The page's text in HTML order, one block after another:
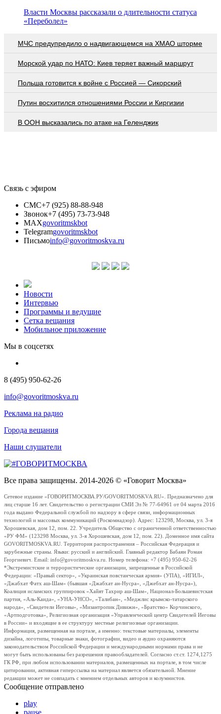
Власти Москвы рассказали о длительности статуса
«Переболел»
МЧС предупредило о надвигающемся на ХМАО шторме
Морской удар по НАТО: Киев теряет важный маршрут
Польша готовится к войне с Россией — Сикорский
Путин восхитился отношениями России и Киргизии
В ООН высказались по атаке на Геленджик
Связь с эфиром
СМС+7 (925) 88-88-948
Звонок+7 (495) 73-73-948
MAXgovoritmskbot
Telegramgovoritmskbot
Письмоinfo@govoritmoskva.ru
Новости
Интервью
Программы и ведущие
Сетка вещания
Мобильное приложение
Мы в соцсетях
8 (495) 950-62-26
info@govoritmoskva.ru
Реклама на радио
Города вещания
Наши слушатели
Все права защищены. 2014-2026 © «Говорит Москва»
Сетевое издание «ГОВОРИТМОСКВА.РУ/GOVORITMOSKVA.RU». Предназначено для
лиц старше 16 лет. Свидетельство о регистрации СМИ Эл № 77-64961 от 04 марта 2016
года выдано Федеральной службой по надзору в сфере связи, информационных
технологий и массовых коммуникаций (Роскомнадзор). Адрес: 123298, Москва, ул. 3-я
Хорошевская, дом 12, пом. 22. Учредитель Общество с ограниченной ответственностью
«РУ ФМ» (123298 Москва, ул. 3-я Хорошевская, дом 12, пом. 22). Доменное имя сайта
GOVORITMOSKVA.RU. Территория распространения – Российская Федерация и
зарубежные страны. Языки: русский и английский. Главный редактор Бабаян Роман
Георгиевич. Email: info@govoritmoskva.ru. Номер телефона: +7 (495) 950-62-26
*Экстремистские и террористические организации, запрещенные в Российской
Федерации: «Правый сектор», «Украинская повстанческая армия» (УПА), «ИГИЛ»,
«Джабхат Фатх аш-Шам» (бывшая «Джабхат ан-Нусра», «Джебхат ан-Нусра»),
Коалиция исламских группировок «Хайят Тахрир аш-Шам», Национал-Большевистская
партия, «Аль-Каида», «УНА-УНСО», «Талибан», «Меджлис крымско-татарского
народа», «Свидетели Иеговы», «Мизантропик Дивижн», «Братство» Корчинского,
«Артподготовка», Религиозная организация «Управленческий центр Свидетелей Иеговы
в России» и входящие в ее структуру местные религиозные организации.
Информация, размещенная на портале, а именно: текстовые материалы, элементы
дизайна, логотипы, товарные знаки, фотографии, видео и аудио охраняются
законодательством Российской Федерации и международными нормами права и не
могут быть использованы без разрешения правообладателей. Согласно ст.ст. 1274,1275
ГК РФ, при любом использовании материалов, размещенных на портале, в том числе
цитировании, активная гиперссылка на материал является обязательной. Мнение
редакции может не совпадать с мнением отдельных авторов и колумнистов.
Сообщение отправлено
play
pause